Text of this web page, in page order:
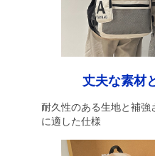
丈夫な素材
耐久性のある生地と補強
に適した仕様